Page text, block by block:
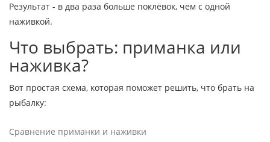
Результат - в два раза больше поклёвок, чем с одной
наживкой.
Что выбрать: приманка или
наживка?
Вот простая схема, которая поможет решить, что брать на
рыбалку:
Сравнение приманки и наживки